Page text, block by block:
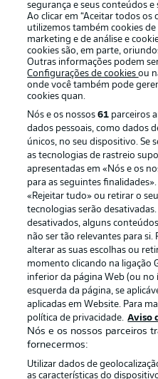
Oferecido por
Publicidade
Gerir preferências
Marca
Jogadores
segurança e seus conteúdos
Ao clicar em “Aceitar todos os
utilizemos também cookies
marketing e de análise e
cookies são, em parte,
Outras informações podem
Configurações de cookiesou
onde você também pode
cookies quan.
Nós e os nossos61 parceiros
dados pessoais, como dados
únicos, no seu dispositivo. Se
as tecnologias de rastreio
apresentadas em «Nós e os
para as seguintes
«Rejeitar tudo» ou retirar o
tecnologias serão
desativados, alguns
não ser tão relevantes para si.
alterar as suas escolhas ou
momento clicando na ligação
inferior da página Web (ou
esquerda da página, se
aplicadas em Website. Para
política de privacidade. Aviso
Nós e os nossos parceiros
fornecermos:
Utilizar dados de
as características do